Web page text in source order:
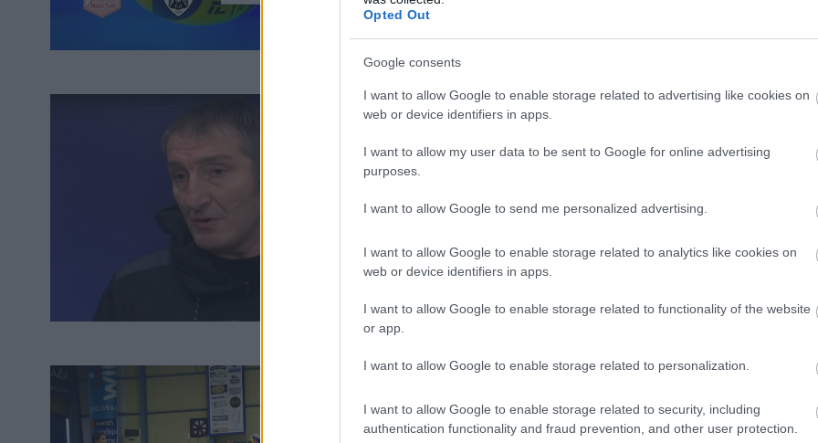
Opted Out
Google consents
I want to allow Google to enable storage related to advertising like cookies on
web or device identifiers in apps.
I want to allow my user data to be sent to Google for online advertising
purposes.
I want to allow Google to send me personalized advertising.
I want to allow Google to enable storage related to analytics like cookies on
web or device identifiers in apps.
I want to allow Google to enable storage related to functionality of the website
or app.
I want to allow Google to enable storage related to personalization.
I want to allow Google to enable storage related to security, including
authentication functionality and fraud prevention, and other user protection.
Α1 ΑΝΔΡΩΝ 26/10/2017
Σε ηλικία 54 ετών ο Σέρβος πρώην άσος του ΠΑΟΚ έχασε τη
καρκίνο και η πρώην του ομάδα εξέφρασε με ανακοίνωσή της τα
της συλλυπητήρια. Η κηδεία του Ντάμπιτς θα πραγματοποιηθεί
ιδιαίτερη πατρίδα του το μεσημέρι της 28ης Οκτωβρίου.
Α1 ΑΝΔΡΩΝ 01/10/2017
Έγραψε ιστορία ο Εθνικός
Εντυπωσιακός ήταν ο Εθνικός Πειραιώς κόντρα στην Βοϊβοντίνα